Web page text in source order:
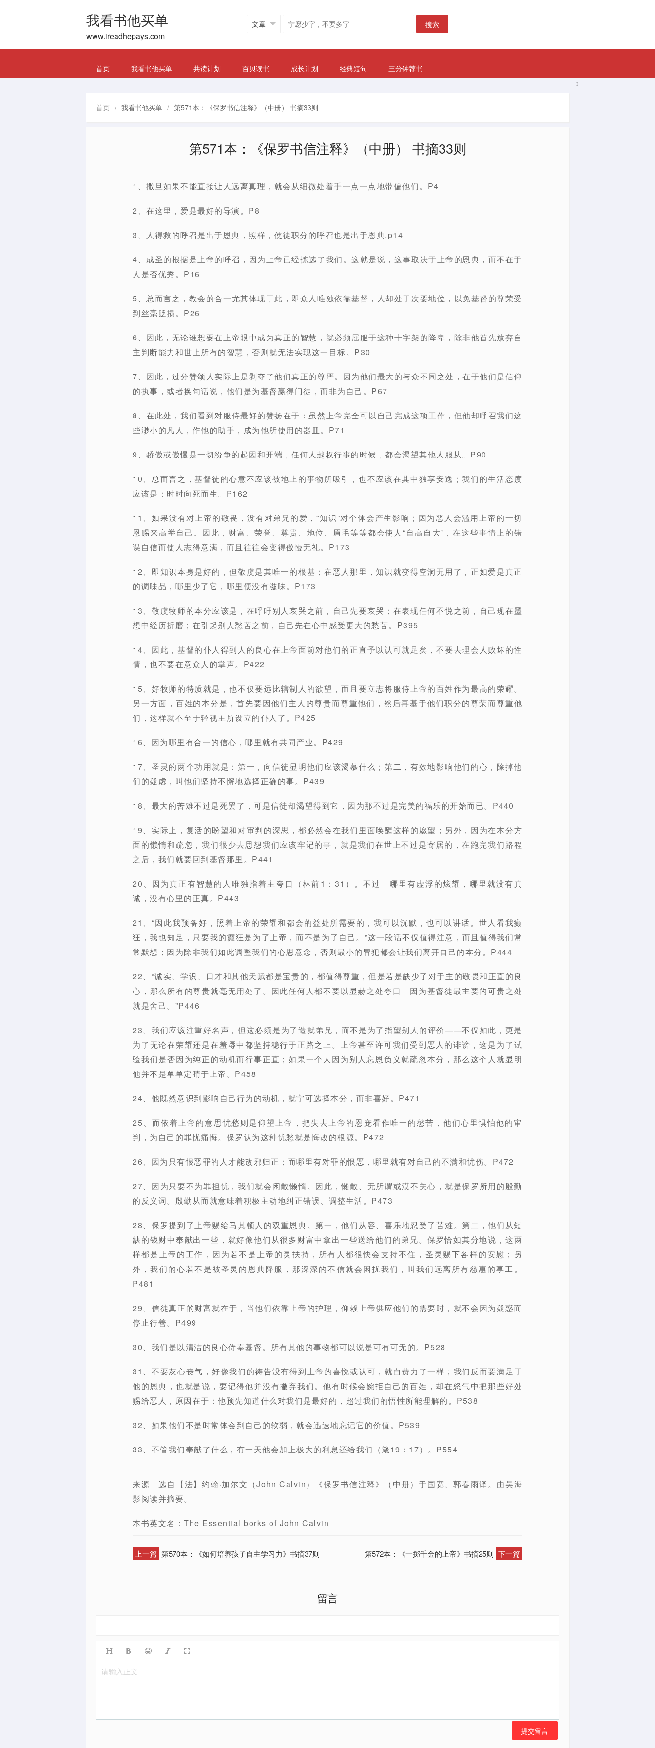
我看书他买单
www.ireadhepays.com
搜索
首页 我看书他买单 共读计划 百贝读书 成长计划 经典短句
三分钟荐书
—>
首页 / 我看书他买单 / 第571本：《保罗书信注释》（中册） 书摘33则
第571本：《保罗书信注释》（中册） 书摘33则
1、撒旦如果不能直接让人远离真理，就会从细微处着手一点一点地带偏他们。P4
2、在这里，爱是最好的导演。P8
3、人得救的呼召是出于恩典，照样，使徒职分的呼召也是出于恩典.p14
4、成圣的根据是上帝的呼召，因为上帝已经拣选了我们。这就是说，这事取决于上帝的恩典，而不在于
人是否优秀。P16
5、总而言之，教会的合一尤其体现于此，即众人唯独依靠基督，人却处于次要地位，以免基督的尊荣受
到丝毫贬损。P26
6、因此，无论谁想要在上帝眼中成为真正的智慧，就必须屈服于这种十字架的降卑，除非他首先放弃自
主判断能力和世上所有的智慧，否则就无法实现这一目标。P30
7、因此，过分赞颂人实际上是剥夺了他们真正的尊严。因为他们最大的与众不同之处，在于他们是信仰
的执事，或者换句话说，他们是为基督赢得门徒，而非为自己。P67
8、在此处，我们看到对服侍最好的赞扬在于：虽然上帝完全可以自己完成这项工作，但他却呼召我们这
些渺小的凡人，作他的助手，成为他所使用的器皿。P71
9、骄傲或傲慢是一切纷争的起因和开端，任何人越权行事的时候，都会渴望其他人服从。P90
10、总而言之，基督徒的心意不应该被地上的事物所吸引，也不应该在其中独享安逸；我们的生活态度
应该是：时时向死而生。P162
11、如果没有对上帝的敬畏，没有对弟兄的爱，“知识”对个体会产生影响；因为恶人会滥用上帝的一切
恩赐来高举自己。因此，财富、荣誉、尊贵、地位、眉毛等等都会使人“自高自大”，在这些事情上的错
误自信而使人志得意满，而且往往会变得傲慢无礼。P173
12、即知识本身是好的，但敬虔是其唯一的根基；在恶人那里，知识就变得空洞无用了，正如爱是真正
的调味品，哪里少了它，哪里便没有滋味。P173
13、敬虔牧师的本分应该是，在呼吁别人哀哭之前，自己先要哀哭；在表现任何不悦之前，自己现在墨
想中经历折磨；在引起别人愁苦之前，自己先在心中感受更大的愁苦。P395
14、因此，基督的仆人得到人的良心在上帝面前对他们的正直予以认可就足矣，不要去理会人败坏的性
情，也不要在意众人的掌声。P422
15、好牧师的特质就是，他不仅要远比辖制人的欲望，而且要立志将服侍上帝的百姓作为最高的荣耀。
另一方面，百姓的本分是，首先要因他们主人的尊贵而尊重他们，然后再基于他们职分的尊荣而尊重他
们，这样就不至于轻视主所设立的仆人了。P425
16、因为哪里有合一的信心，哪里就有共同产业。P429
17、圣灵的两个功用就是：第一，向信徒显明他们应该渴慕什么；第二，有效地影响他们的心，除掉他
们的疑虑，叫他们坚持不懈地选择正确的事。P439
18、最大的苦难不过是死罢了，可是信徒却渴望得到它，因为那不过是完美的福乐的开始而已。P440
19、实际上，复活的盼望和对审判的深思，都必然会在我们里面唤醒这样的愿望；另外，因为在本分方
面的懒惰和疏忽，我们很少去思想我们应该牢记的事，就是我们在世上不过是寄居的，在跑完我们路程
之后，我们就要回到基督那里。P441
20、因为真正有智慧的人唯独指着主夸口（林前1：31）。不过，哪里有虚浮的炫耀，哪里就没有真
诚，没有心里的正真。P443
21、“因此我预备好，照着上帝的荣耀和都会的益处所需要的，我可以沉默，也可以讲话。世人看我癫
狂，我也知足，只要我的癫狂是为了上帝，而不是为了自己。”这一段话不仅值得注意，而且值得我们常
常默想；因为除非我们如此调整我们的心思意念，否则最小的冒犯都会让我们离开自己的本分。P444
22、“诚实、学识、口才和其他天赋都是宝贵的，都值得尊重，但是若是缺少了对于主的敬畏和正直的良
心，那么所有的尊贵就毫无用处了。因此任何人都不要以显赫之处夸口，因为基督徒最主要的可贵之处
就是舍己。”P446
23、我们应该注重好名声，但这必须是为了造就弟兄，而不是为了指望别人的评价——不仅如此，更是
为了无论在荣耀还是在羞辱中都坚持稳行于正路之上。上帝甚至许可我们受到恶人的诽谤，这是为了试
验我们是否因为纯正的动机而行事正直；如果一个人因为别人忘恩负义就疏忽本分，那么这个人就显明
他并不是单单定睛于上帝。P458
24、他既然意识到影响自己行为的动机，就宁可选择本分，而非喜好。P471
25、而依着上帝的意思忧愁则是仰望上帝，把失去上帝的恩宠看作唯一的愁苦，他们心里惧怕他的审
判，为自己的罪忧痛悔。保罗认为这种忧愁就是悔改的根源。P472
26、因为只有恨恶罪的人才能改邪归正；而哪里有对罪的恨恶，哪里就有对自己的不满和忧伤。P472
27、因为只要不为罪担忧，我们就会闲散懒惰。因此，懒散、无所谓或漠不关心，就是保罗所用的殷勤
的反义词。殷勤从而就意味着积极主动地纠正错误、调整生活。P473
28、保罗提到了上帝赐给马其顿人的双重恩典。第一，他们从容、喜乐地忍受了苦难。第二，他们从短
缺的钱财中奉献出一些，就好像他们从很多财富中拿出一些送给他们的弟兄。保罗恰如其分地说，这两
样都是上帝的工作，因为若不是上帝的灵扶持，所有人都很快会支持不住，圣灵赐下各样的安慰；另
外，我们的心若不是被圣灵的恩典降服，那深深的不信就会困扰我们，叫我们远离所有慈惠的事工。
P481
29、信徒真正的财富就在于，当他们依靠上帝的护理，仰赖上帝供应他们的需要时，就不会因为疑惑而
停止行善。P499
30、我们是以清洁的良心侍奉基督。所有其他的事物都可以说是可有可无的。P528
31、不要灰心丧气，好像我们的祷告没有得到上帝的喜悦或认可，就白费力了一样；我们反而要满足于
他的恩典，也就是说，要记得他并没有撇弃我们。他有时候会婉拒自己的百姓，却在怒气中把那些好处
赐给恶人，原因在于：他预先知道什么对我们是最好的，超过我们的悟性所能理解的。P538
32、如果他们不是时常体会到自己的软弱，就会迅速地忘记它的价值。P539
33、不管我们奉献了什么，有一天他会加上极大的利息还给我们（箴19：17）。P554
来源：选自【法】约翰·加尔文（John Calvin）《保罗书信注释》（中册）于国宽、郭春雨译。由吴海
影阅读并摘要。
本书英文名：The Essential borks of John Calvin
上一篇 第570本：《如何培养孩子自主学习力》书摘37则 第572本：《一掷千金的上帝》书摘25则 下一篇
留言
请输入正文
提交留言